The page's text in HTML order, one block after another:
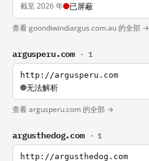
截至 2026 年 已屏蔽
查看 goondiwindiargus.com.au 的全部 →
argusperu.com · 1
http://argusperu.com
无法解析
查看 argusperu.com 的全部 →
argusthedog.com · 1
http://argusthedog.com